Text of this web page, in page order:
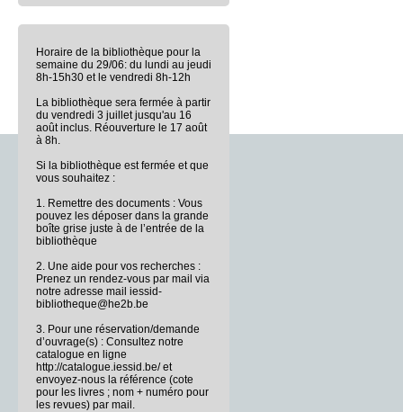
Horaire de la bibliothèque pour la
semaine du 29/06: du lundi au jeudi
8h-15h30 et le vendredi 8h-12h
La bibliothèque sera fermée à partir
du vendredi 3 juillet jusqu'au 16
août inclus. Réouverture le 17 août
à 8h.
Si la bibliothèque est fermée et que
vous souhaitez :
1. Remettre des documents : Vous
pouvez les déposer dans la grande
boîte grise juste à de l’entrée de la
bibliothèque
2. Une aide pour vos recherches :
Prenez un rendez-vous par mail via
notre adresse mail iessid-
bibliotheque@he2b.be
3. Pour une réservation/demande
d’ouvrage(s) : Consultez notre
catalogue en ligne
http://catalogue.iessid.be/ et
envoyez-nous la référence (cote
pour les livres ; nom + numéro pour
les revues) par mail.